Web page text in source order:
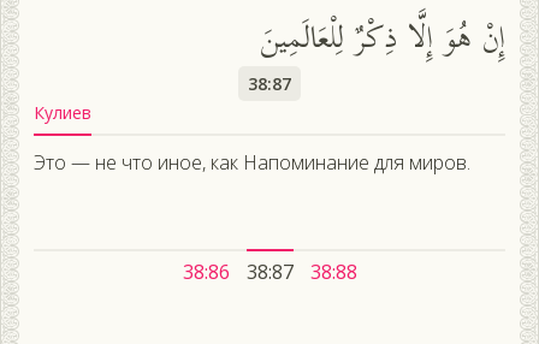
إِنْ هُوَ إِلَّا ذِكْرٌ لِلْعَالَمِينَ
38:87
Кулиев
Это — не что иное, как Напоминание для миров.
38:86 38:87 38:88